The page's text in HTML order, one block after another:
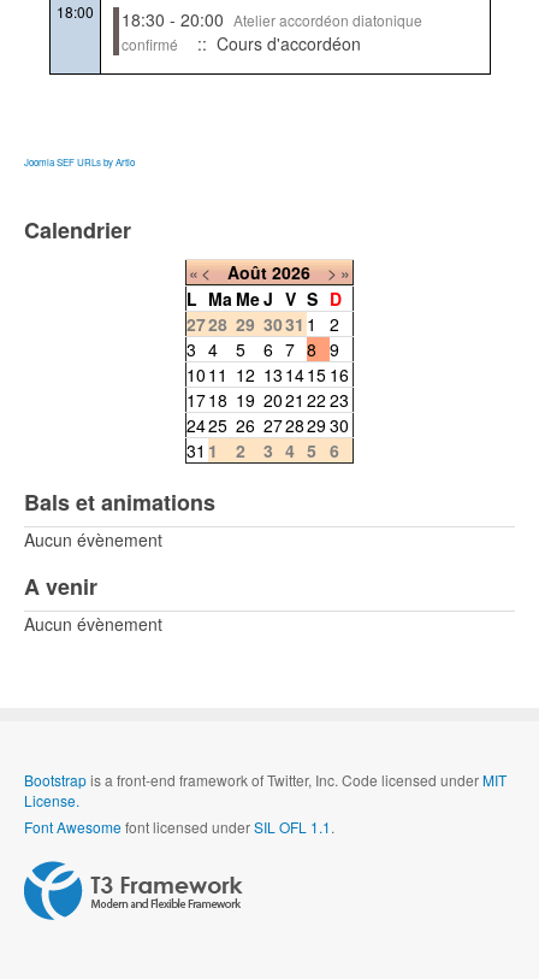
18:00 18:30 - 20:00 Atelier accordéon diatonique
confirmé
:: Cours d'accordéon
Joomla SEF URLs by Artio
Calendrier
«< Août 2026 >»
L Ma MeJ V S D
2728 29 3031 1
2
3 4 5 6 7 8 9
10 11 12 13 1415 16
1718 19 2021 22 23
2425 26 27282930
31 1 2 3 4 5 6
Bals et animations
Aucun évènement
A venir
Aucun évènement
Bootstrapis a front-end framework of Twitter, Inc. Code licensed underMIT
License.
Font Awesomefont licensed underSIL OFL 1.1.